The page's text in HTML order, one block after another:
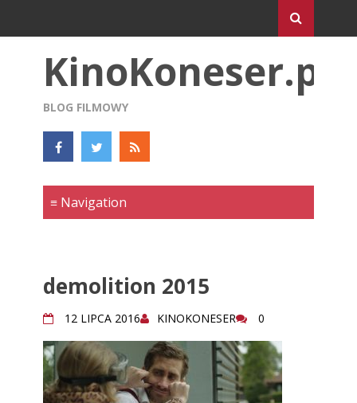
KinoKoneser.pl
BLOG FILMOWY
demolition 2015
12 LIPCA 2016 KINOKONESER 0